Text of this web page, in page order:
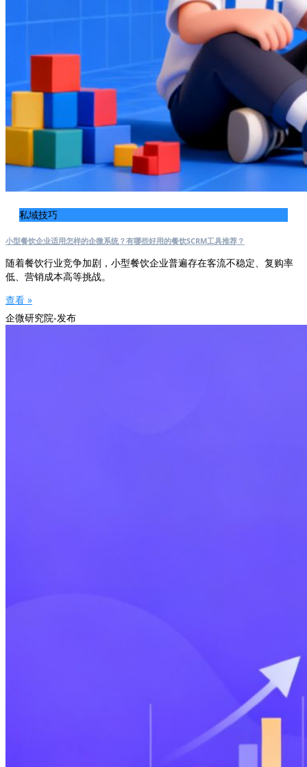
私域技巧
小型餐饮企业适用怎样的企微系统？有哪些好用的餐饮SCRM工具推荐？
随着餐饮行业竞争加剧，小型餐饮企业普遍存在客流不稳定、复购率
低、营销成本高等挑战。
查看 »
企微研究院-发布